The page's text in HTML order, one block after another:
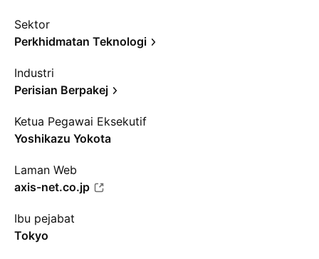
Sektor
Perkhidmatan Teknologi
Industri
Perisian Berpakej
Ketua Pegawai Eksekutif
Yoshikazu Yokota
Laman Web
axis-net.co.jp
Ibu pejabat
Tokyo